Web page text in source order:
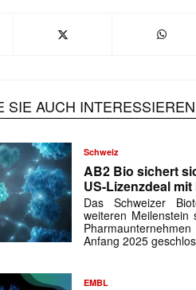
E-
Mail
SIE AUCH INTERESSIEREN
Schweiz
AB2 Bio sichert
US-Lizenzdeal
Das Schweizer
weiteren Meilenstein
Anfang 2025
EMBL